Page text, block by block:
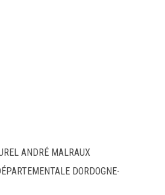
ANDRÉ MALRAUX
DORDOGNE-